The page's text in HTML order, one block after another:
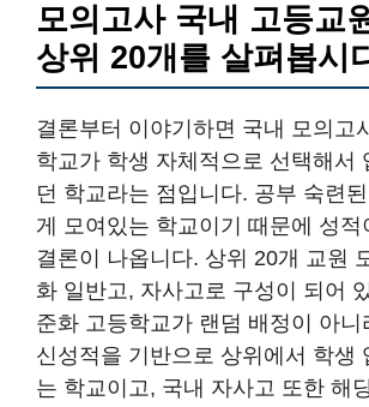
모의고사 국내 고등교
상위 20개를 살펴봅시
결론부터 이야기하면 국내 모의고
학교가 학생 자체적으로 선택해서
던 학교라는 점입니다. 공부 숙련
게 모여있는 학교이기 때문에 성적
결론이 나옵니다. 상위 20개 교원
화 일반고, 자사고로 구성이 되어
준화 고등학교가 랜덤 배정이 아니
신성적을 기반으로 상위에서 학생
는 학교이고, 국내 자사고 또한 해